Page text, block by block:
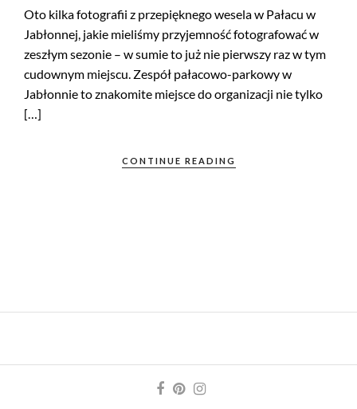
Oto kilka fotografii z przepięknego wesela w Pałacu w
Jabłonnej, jakie mieliśmy przyjemność fotografować w
zeszłym sezonie – w sumie to już nie pierwszy raz w tym
cudownym miejscu. Zespół pałacowo-parkowy w
Jabłonnie to znakomite miejsce do organizacji nie tylko
[…]
CONTINUE READING